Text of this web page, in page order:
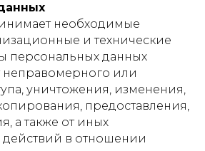
необходимые
и технические
персональных данных
неправомерного или
уничтожения, изменения,
предоставления,
а также от иных
в отношении